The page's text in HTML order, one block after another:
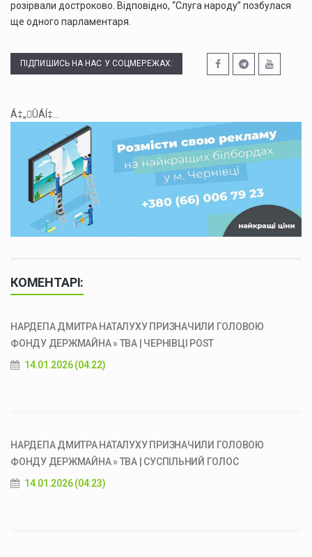
розірвали достроково. Відповідно, “Слуга народу” позбулася
ще одного парламентаря.
ПІДПИШИСЬ НА НАС У СОЦМЕРЕЖАХ:
Á‡„ÛÁÍ‡...
КОМЕНТАРІ:
НАРДЕПА ДМИТРА НАТАЛУХУ ПРИЗНАЧИЛИ ГОЛОВОЮ
ФОНДУ ДЕРЖМАЙНА » ТВА | ЧЕРНІВЦІ POST
14.01.2026 (04:22)
НАРДЕПА ДМИТРА НАТАЛУХУ ПРИЗНАЧИЛИ ГОЛОВОЮ
ФОНДУ ДЕРЖМАЙНА » ТВА | СУСПІЛЬНИЙ ГОЛОС
14.01.2026 (04:23)